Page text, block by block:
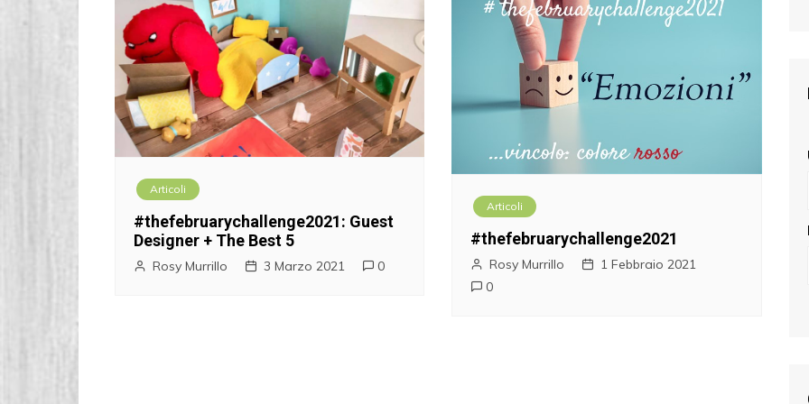
Articoli
#thefebruarychallenge2021: Guest
Designer + The Best 5
Rosy Murrillo 3 Marzo 2021 0
Articoli
#thefebruarychallenge2021
Rosy Murrillo
1 Febbraio 2021
0